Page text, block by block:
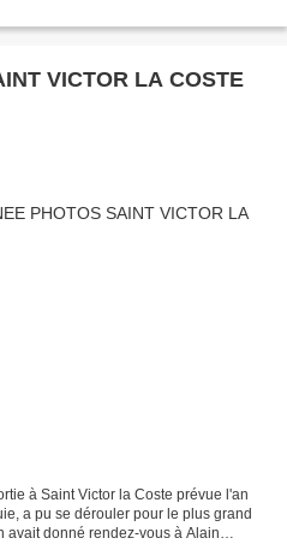
VICTOR LA COSTE
à Saint Victor la Coste prévue l'an
a pu se dérouler pour le plus grand
avait donné rendez-vous à Alain